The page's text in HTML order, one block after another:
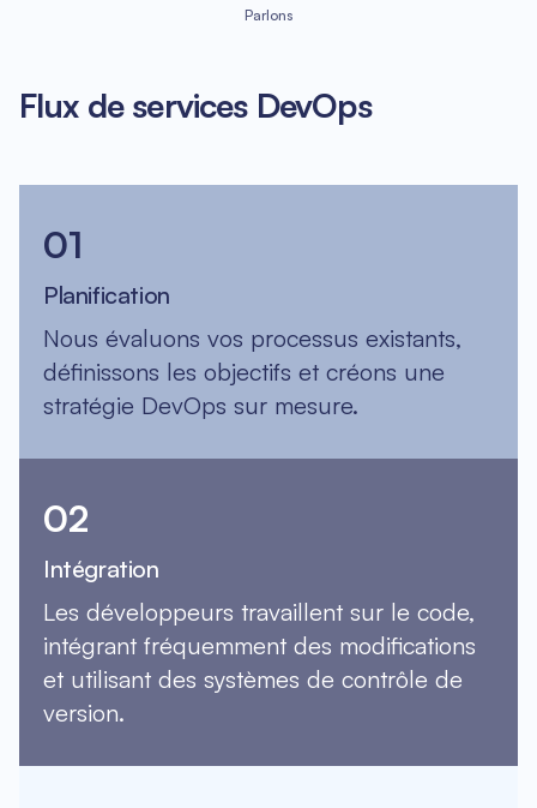
Parlons
Flux de services DevOps
01
Planification
Nous évaluons vos processus existants,
définissons les objectifs et créons une
stratégie DevOps sur mesure.
02
Intégration
Les développeurs travaillent sur le code,
intégrant fréquemment des modifications
et utilisant des systèmes de contrôle de
version.